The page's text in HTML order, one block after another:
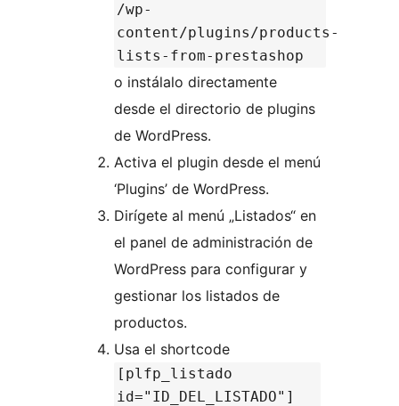
/wp-
content/plugins/products-
lists-from-prestashop
o instálalo directamente
desde el directorio de plugins
de WordPress.
Activa el plugin desde el menú
‘Plugins’ de WordPress.
Dirígete al menú „Listados“ en
el panel de administración de
WordPress para configurar y
gestionar los listados de
productos.
Usa el shortcode
[plfp_listado
id="ID_DEL_LISTADO"]